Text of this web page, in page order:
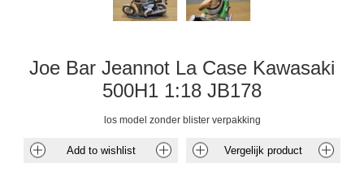
Joe Bar Jeannot La Case Kawasaki
500H1 1:18 JB178
los model zonder blister verpakking